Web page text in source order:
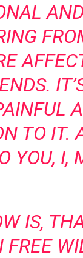
TO IT.
YOU, I,
IS,